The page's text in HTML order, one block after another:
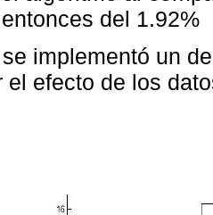
del 1.92%
implementó un
el efecto de los